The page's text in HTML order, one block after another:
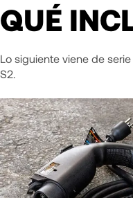
QUÉ
Lo siguiente viene de
S2.